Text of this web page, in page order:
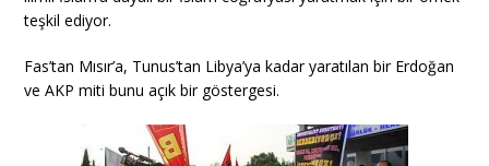
teşkil ediyor.
Fas’tan Mısır’a, Tunus’tan Libya’ya kadar yaratılan bir Erdoğan
ve AKP miti bunu açık bir göstergesi.